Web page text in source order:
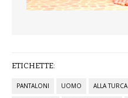
ETICHETTE:
PANTALONI UOMO ALLA TURCA